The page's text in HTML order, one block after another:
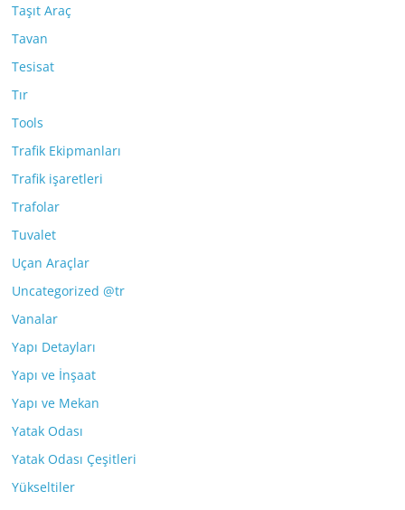
Taşıt Araç
Tavan
Tesisat
Tır
Tools
Trafik Ekipmanları
Trafik işaretleri
Trafolar
Tuvalet
Uçan Araçlar
Uncategorized @tr
Vanalar
Yapı Detayları
Yapı ve İnşaat
Yapı ve Mekan
Yatak Odası
Yatak Odası Çeşitleri
Yükseltiler